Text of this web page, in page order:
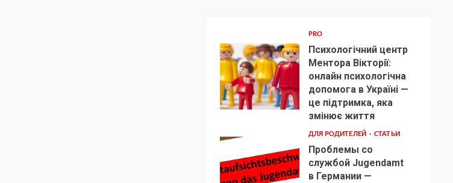
1
PRO
Психологічний центр
Ментора Вікторії:
онлайн психологічна
допомога в Україні —
це підтримка, яка
змінює життя
ДЛЯ РОДИТЕЛЕЙ СТАТЬИ
Проблемы со
службой Jugendamt
в Германии —